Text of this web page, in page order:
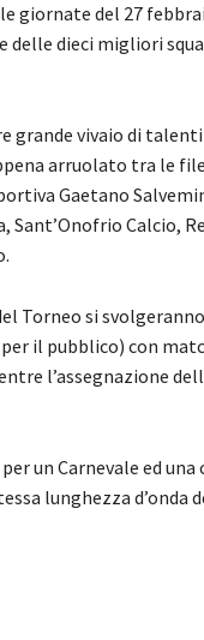
giornate del 27
delle dieci migliori
grande vivaio di
arruolato tra le
Gaetano
Sant’Onofrio Calcio,
Torneo si
il pubblico) con
l’assegnazione
un Carnevale ed
lunghezza d’onda